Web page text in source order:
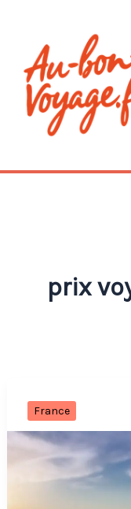
contenu
prix
France